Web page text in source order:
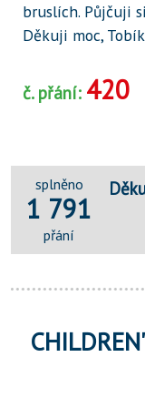
bruslích. Půjčuji
Děkuji moc,
č. přání: 420
splněno
1 791
přání